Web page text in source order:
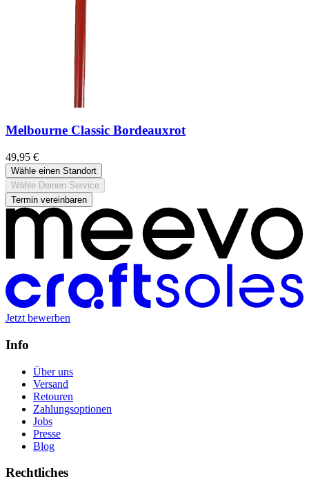
Melbourne Classic Bordeauxrot
49,95 €
Wähle einen Standort
Wähle Deinen Service
Termin vereinbaren
Jetzt bewerben
Info
Über uns
Versand
Retouren
Zahlungsoptionen
Jobs
Presse
Blog
Rechtliches